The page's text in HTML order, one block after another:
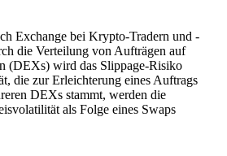
Exchange bei Krypto-Tradern und -
die Verteilung von Aufträgen auf
(DEXs) wird das Slippage-Risiko
die zur Erleichterung eines Auftrags
DEXs stammt, werden die
als Folge eines Swaps